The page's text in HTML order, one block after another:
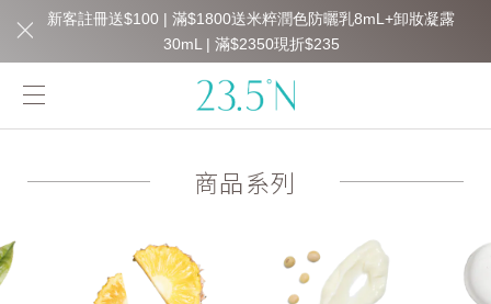
商品系列
新客註冊送$100 | 滿$1800送米粹潤色防曬乳8mL+卸妝凝露
30mL | 滿$2350現折$235